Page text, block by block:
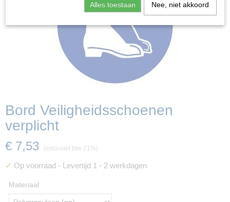
Bord Veiligheidsschoenen
verplicht
€ 7,53 (exclusief btw 21%)
✓ Op voorraad - Levertijd 1 - 2 werkdagen
Materiaal
Alles toestaan Nee, niet akkoord